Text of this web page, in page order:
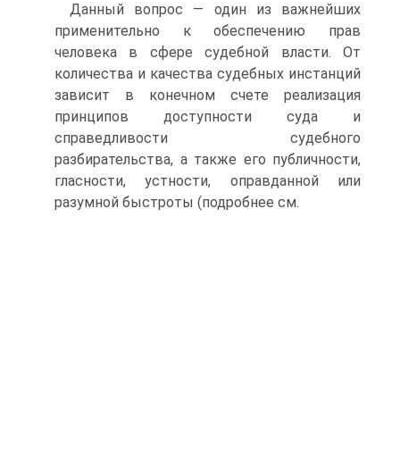
Данный вопрос — один из важнейших
применительно к обеспечению прав
человека в сфере судебной власти. От
количества и качества судеб­ных инстанций
зависит в конечном счете реализация
принципов доступ­ности суда и
справедливости судебного
разбирательства, а также его публичности,
гласности, устности, оправданной или
разумной быстроты (подробнее см.